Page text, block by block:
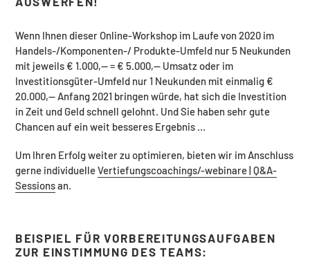
Wenn Ihnen dieser Online-Workshop im Laufe von 2020 im
Handels-/Komponenten-/ Produkte-Umfeld nur 5 Neukunden
mit jeweils € 1.000,-- = € 5.000,-- Umsatz oder im
Investitionsgüter-Umfeld nur 1 Neukunden mit einmalig €
20.000,-- Anfang 2021 bringen würde, hat sich die Investition
in Zeit und Geld schnell gelohnt. Und Sie haben sehr gute
Chancen auf ein weit besseres Ergebnis ...
Um Ihren Erfolg weiter zu optimieren, bieten wir im Anschluss
gerne individuelleVertiefungscoachings/-webinare | Q&A-
Sessionsan.
BEISPIEL FÜR VORBEREITUNGSAUFGABEN
ZUR EINSTIMMUNG DES TEAMS: